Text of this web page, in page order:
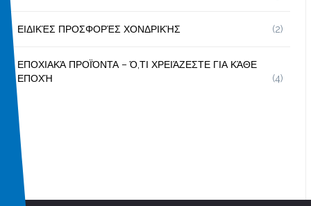
ΕΙΔΙΚΈΣ ΠΡΟΣΦΟΡΈΣ ΧΟΝΔΡΙΚΉΣ (2)
ΕΠΟΧΙΑΚΆ ΠΡΟΪΌΝΤΑ – Ό,ΤΙ ΧΡΕΙΆΖΕΣΤΕ ΓΙΑ ΚΆΘΕ
ΕΠΟΧΉ
(4)